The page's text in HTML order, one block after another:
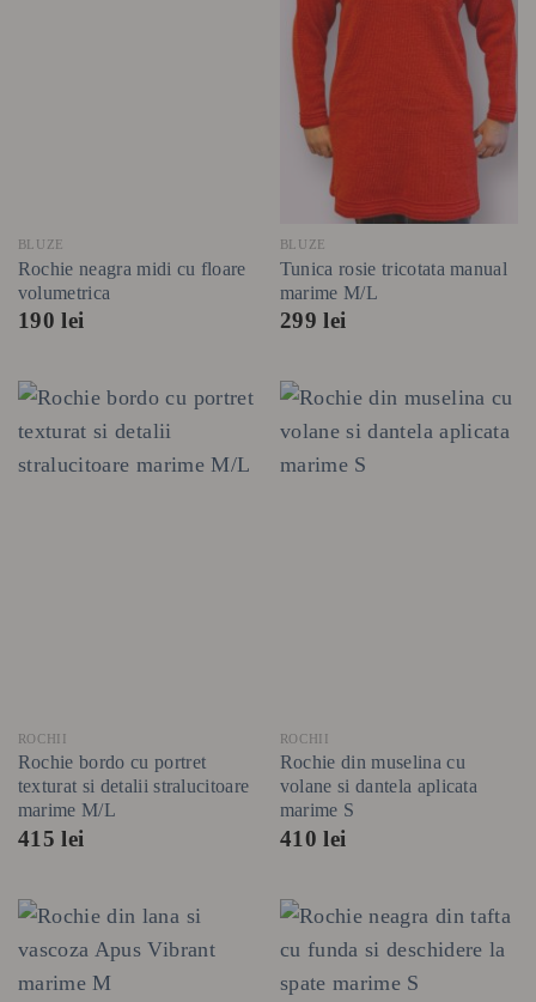
BLUZE
Rochie neagra midi cu floare
volumetrica
190lei
BLUZE
Tunica rosie tricotata manual
marime M/L
299lei
ROCHII
Rochie bordo cu portret
texturat si detalii stralucitoare
marime M/L
415lei
ROCHII
Rochie din muselina cu
volane si dantela aplicata
marime S
410lei